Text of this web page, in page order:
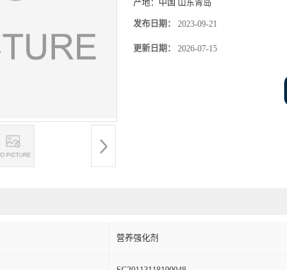
产地： 中国 山东青岛
发布日期： 2023-09-21
更新日期： 2026-07-15
营养强化剂